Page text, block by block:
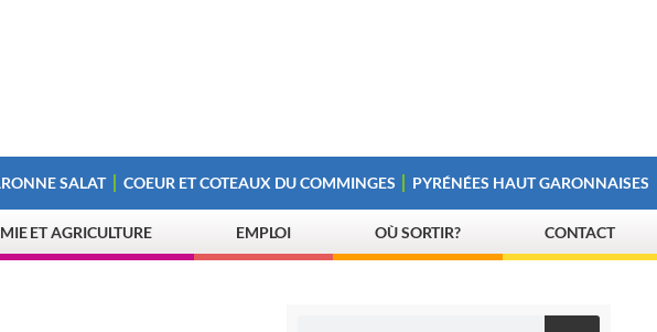
SALAT COEUR ET COTEAUX DU COMMINGES PYRÉNÉES HAUT GARONNAISES
ET AGRICULTURE EMPLOI OÙ SORTIR? CONTACT